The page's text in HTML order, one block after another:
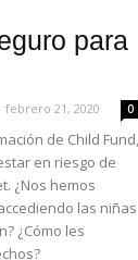
para
febrero 21, 2020 0
de Child Fund,
en riesgo de
¿Nos hemos
las niñas
¿Cómo les